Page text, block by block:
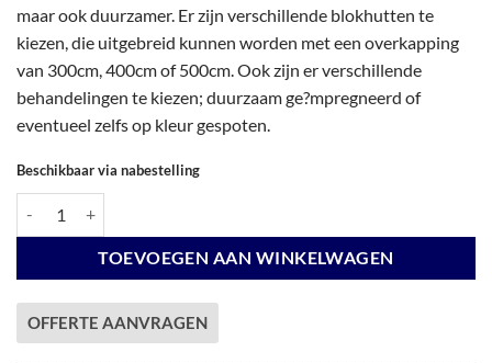
maar ook duurzamer. Er zijn verschillende blokhutten te
kiezen, die uitgebreid kunnen worden met een overkapping
van 300cm, 400cm of 500cm. Ook zijn er verschillende
behandelingen te kiezen; duurzaam ge?mpregneerd of
eventueel zelfs op kleur gespoten.
Beschikbaar via nabestelling
TOEVOEGEN AAN WINKELWAGEN
OFFERTE AANVRAGEN